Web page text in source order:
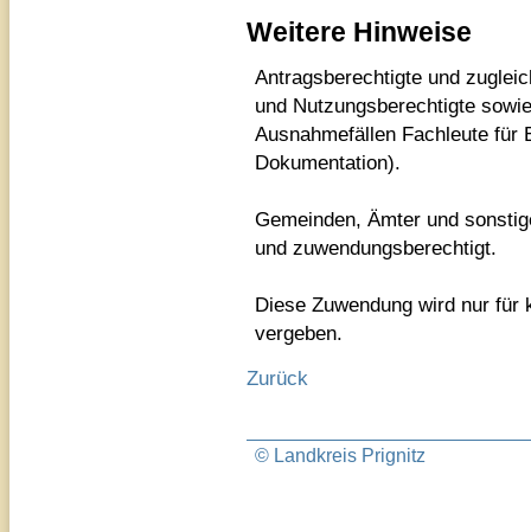
Weitere Hinweise
Antragsberechtigte und
und Nutzungsberechtigte
Ausnahmefällen Fachleute für
Dokumentation).
Gemeinden, Ämter und
und zuwendungsberechtigt.
Diese Zuwendung wird nur für
vergeben.
Zurück
© Landkreis Prignitz